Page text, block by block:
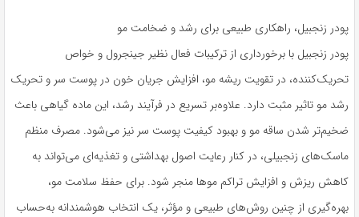
پودر زنجبیل، راهکاری طبیعی برای رشد و ضخامت مو
پودر زنجبیل با برخورداری از ترکیبات فعال نظیر جینجرول و خواص
تحریک‌کننده، در تقویت ریشه مو، افزایش جریان خون در پوست سر و تحریک
رشد مو تاثیر مثبت دارد. علاوه‌بر تسریع در فرآیند رشد، این ماده گیاهی باعث
ضخیم‌تر شدن ساقه مو و بهبود کیفیت پوست سر نیز می‌شود. مصرف منظم
ماسک‌های زنجبیلی، در کنار رعایت اصول بهداشتی و تغذیه‌ای می‌تواند به
کاهش ریزش و افزایش تراکم موها منجر شود. برای حفظ سلامت مو،
بهره‌گیری از چنین روش‌های طبیعی و مؤثر، یک انتخاب هوشمندانه به‌حساب